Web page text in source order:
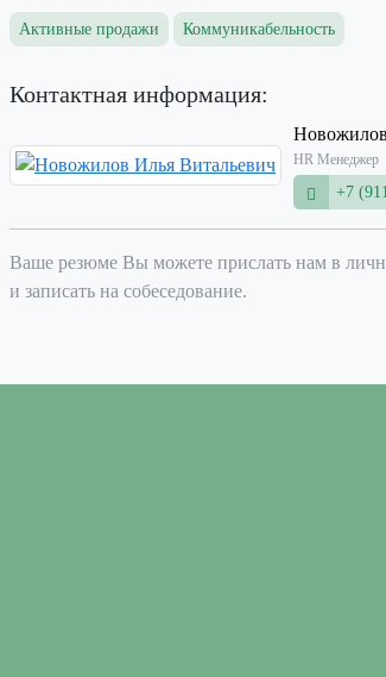
Активные продажи Коммуникабельность
Контактная информация:
HR Менеджер
+7
Ваше резюме Вы можете прислать нам в
и записать на собеседование.